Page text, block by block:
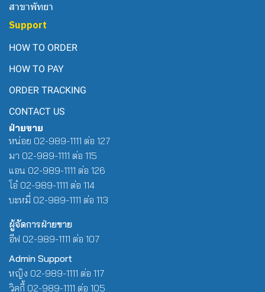
สาขาพัทยา
Support
HOW TO ORDER
HOW TO PAY
ORDER TRACKING
CONTACT US
ฝ่ายขาย
หน่อย 02-989-1111 ต่อ 127
มา 02-989-1111 ต่อ 115
แอน 02-989-1111 ต่อ 126
โอ๋ 02-989-1111 ต่อ 114
บะหมี่ 02-989-1111 ต่อ 113
ผู้จัดการฝ่ายขาย
อีฟ 02-989-1111 ต่อ 107
Admin Support
หญิง 02-989-1111 ต่อ 117
วิคกี้ 02-989-1111 ต่อ 105